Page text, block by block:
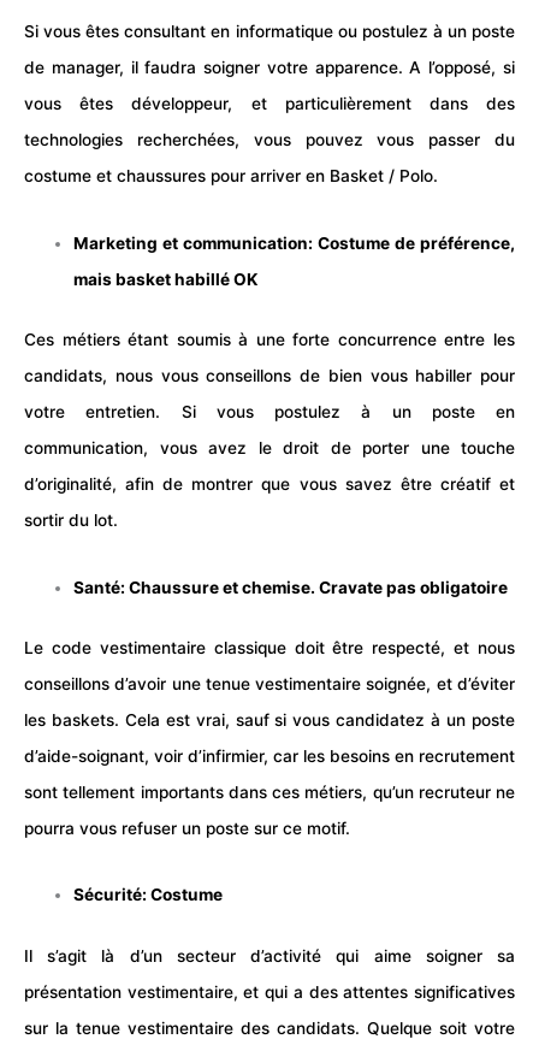
Si vous êtes consultant en informatique ou postulez à un poste
de manager, il faudra soigner votre apparence. A l’opposé, si
vous êtes développeur, et particulièrement dans des
technologies recherchées, vous pouvez vous passer du
costume et chaussures pour arriver en Basket / Polo.
Marketing et communication: Costume de préférence,
mais basket habillé OK
Ces métiers étant soumis à une forte concurrence entre les
candidats, nous vous conseillons de bien vous habiller pour
votre entretien. Si vous postulez à un poste en
communication, vous avez le droit de porter une touche
d’originalité, afin de montrer que vous savez être créatif et
sortir du lot.
Santé: Chaussure et chemise. Cravate pas obligatoire
Le code vestimentaire classique doit être respecté, et nous
conseillons d’avoir une tenue vestimentaire soignée, et d’éviter
les baskets. Cela est vrai, sauf si vous candidatez à un poste
d’aide-soignant, voir d’infirmier, car les besoins en recrutement
sont tellement importants dans ces métiers, qu’un recruteur ne
pourra vous refuser un poste sur ce motif.
Sécurité: Costume
Il s’agit là d’un secteur d’activité qui aime soigner sa
présentation vestimentaire, et qui a des attentes significatives
sur la tenue vestimentaire des candidats. Quelque soit votre